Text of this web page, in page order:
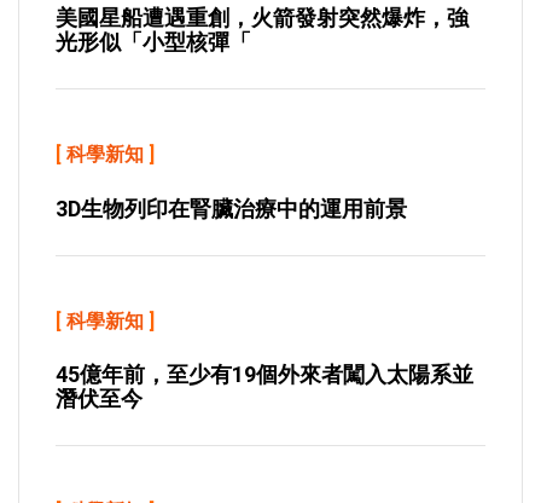
美國星船遭遇重創，火箭發射突然爆炸，強
光形似「小型核彈「
[ 科學新知 ]
3D生物列印在腎臟治療中的運用前景
[ 科學新知 ]
45億年前，至少有19個外來者闖入太陽系並
潛伏至今